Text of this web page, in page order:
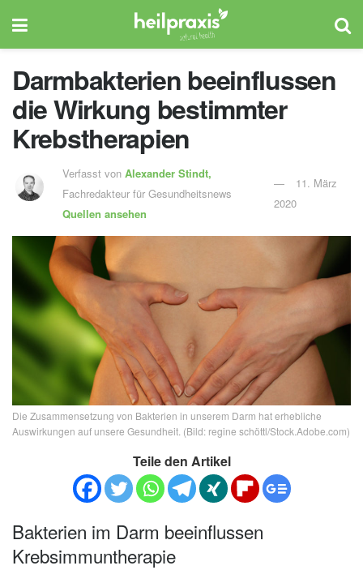
Darmbakterien beeinflussen
die Wirkung bestimmter
Krebstherapien
Verfasst vonAlexander Stindt,
Fachredakteur für Gesundheitsnews
Quellen ansehen
11. März
2020
Die Zusammensetzung von Bakterien in unserem Darm hat erhebliche
Auswirkungen auf unsere Gesundheit. (Bild: regine schöttl/Stock.Adobe.com)
Teile den Artikel
Bakterien im Darm beeinflussen
Krebsimmuntherapie